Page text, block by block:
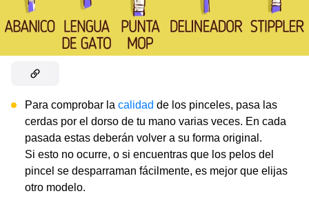
Para comprobar la calidad de los pinceles, pasa las
cerdas por el dorso de tu mano varias veces. En cada
pasada estas deberán volver a su forma original.
Si esto no ocurre, o si encuentras que los pelos del
pincel se desparraman fácilmente, es mejor que elijas
otro modelo.